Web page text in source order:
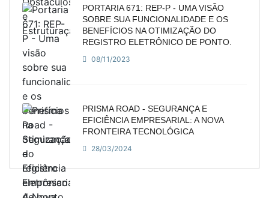
PORTARIA 671: REP-P - UMA VISÃO
SOBRE SUA FUNCIONALIDADE E OS
BENEFÍCIOS NA OTIMIZAÇÃO DO
REGISTRO ELETRÔNICO DE PONTO.
08/11/2023
PRISMA ROAD - SEGURANÇA E
EFICIÊNCIA EMPRESARIAL: A NOVA
FRONTEIRA TECNOLÓGICA
28/03/2024